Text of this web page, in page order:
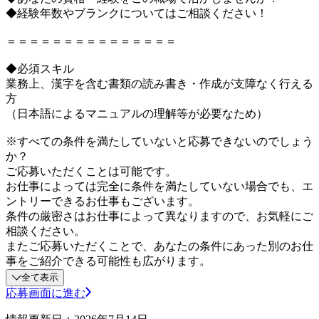
◆経験年数やブランクについてはご相談ください！
＝＝＝＝＝＝＝＝＝＝＝＝＝＝＝
◆必須スキル
業務上、漢字を含む書類の読み書き・作成が支障なく行える
方
（日本語によるマニュアルの理解等が必要なため）
※すべての条件を満たしていないと応募できないのでしょう
か？
ご応募いただくことは可能です。
お仕事によっては完全に条件を満たしていない場合でも、エ
ントリーできるお仕事もございます。
条件の厳密さはお仕事によって異なりますので、お気軽にご
相談ください。
またご応募いただくことで、あなたの条件にあった別のお仕
事をご紹介できる可能性も広がります。
全て表示
応募画面に進む